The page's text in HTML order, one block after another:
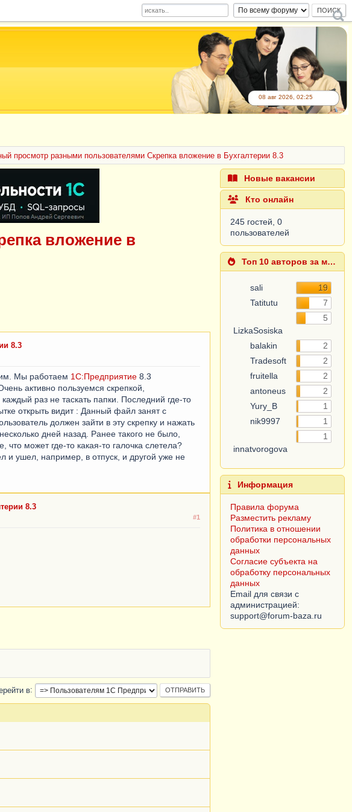
08 авг 2026, 02:25
просмотр разными пользователями Скрепка вложение в Бухгалтерии 8.3
вложение в
8.3
Мы работаем 1С:Предприятие 8.3
активно пользуемся скрепкой,
раз не таскать папки. Последний где-то
открыть видит : Данный файл занят с
должен зайти в эту скрепку и нажать
дней назад. Ранее такого не было,
может где-то какая-то галочка слетела?
и ушел, например, в отпуск, и другой уже не
8.3
#1
в
Новые вакансии
Кто онлайн
245 гостей, 0
пользователей
Топ 10 авторов за месяц
sali
19
Tatitutu
7
LizkaSosiska
5
balakin
2
Tradesoft
2
fruitella
2
antoneus
2
Yury_B
1
nik9997
1
innatvorogova
1
Информация
Правила форума
Разместить рекламу
Политика в отношении
обработки персональных
данных
Согласие субъекта на
обработку персональных
данных
Email для связи с
администрацией: